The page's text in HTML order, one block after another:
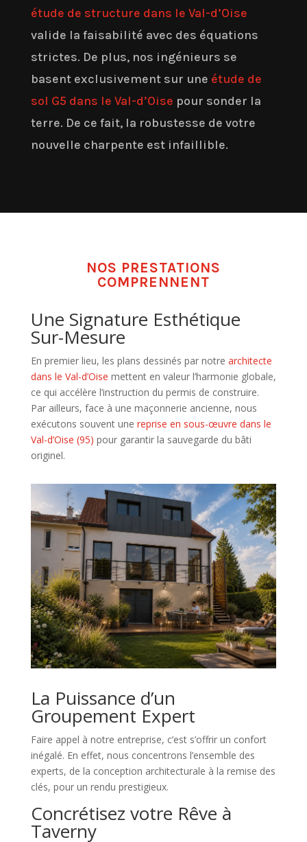
étude de structure dans le Val-d’Oise
valide la faisabilité avec des équations
strictes. De plus, nos ingénieurs se
basent exclusivement sur une étude de
sol G5 dans le Val-d’Oise pour sonder la
terre. De ce fait, la robustesse de votre
nouvelle charpente est infaillible.
NOS PRESTATIONS
COMPRENNENT
Une Signature Esthétique
Sur-Mesure
En premier lieu, les plans dessinés par notre architecte
dans le Val-d’Oise mettent en valeur l’harmonie globale,
ce qui accélère l’instruction du permis de construire.
Par ailleurs, face à une maçonnerie ancienne, nous
exécutons souvent une reprise en sous-œuvre dans le
Val-d’Oise (95) pour garantir la sauvegarde du bâti
originel.
La Puissance d’un
Groupement Expert
Faire appel à notre entreprise, c’est s’offrir un confort
inégalé. En effet, nous concentrons l’ensemble des
experts, de la conception architecturale à la remise des
clés, pour un rendu prestigieux.
Concrétisez votre Rêve à
Taverny